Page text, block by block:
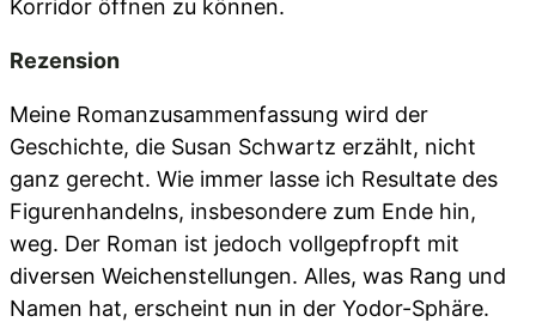
Korridor öffnen zu können.
Rezension
Meine Romanzusammenfassung wird der
Geschichte, die Susan Schwartz erzählt, nicht
ganz gerecht. Wie immer lasse ich Resultate des
Figurenhandelns, insbesondere zum Ende hin,
weg. Der Roman ist jedoch vollgepfropft mit
diversen Weichenstellungen. Alles, was Rang und
Namen hat, erscheint nun in der Yodor-Sphäre.